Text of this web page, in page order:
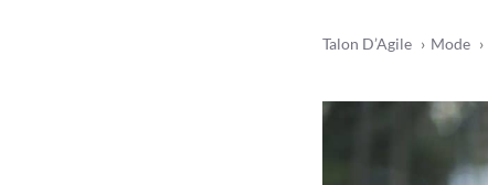
Talon D’Agile Mode